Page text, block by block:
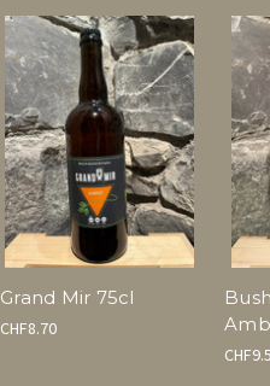
Grand Mir 75cl
CHF8.70